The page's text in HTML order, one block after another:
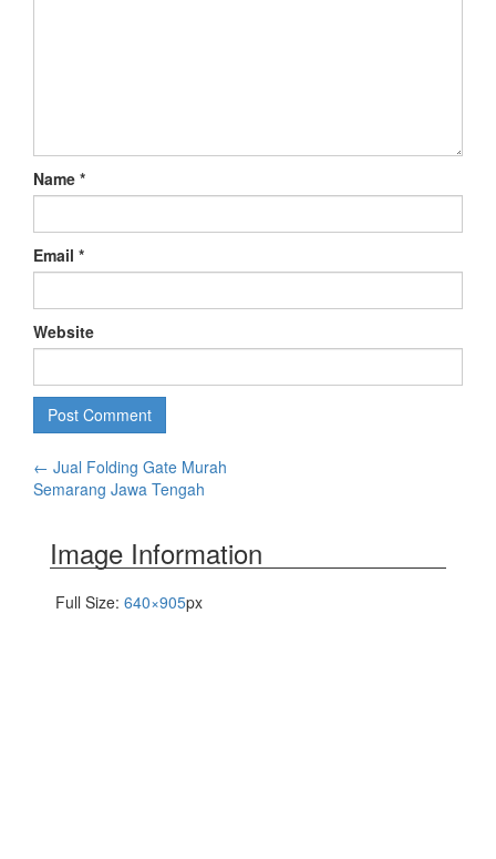
Name *
Email *
Website
← Jual Folding Gate Murah
Semarang Jawa Tengah
Image Information
Full Size: 640×905px